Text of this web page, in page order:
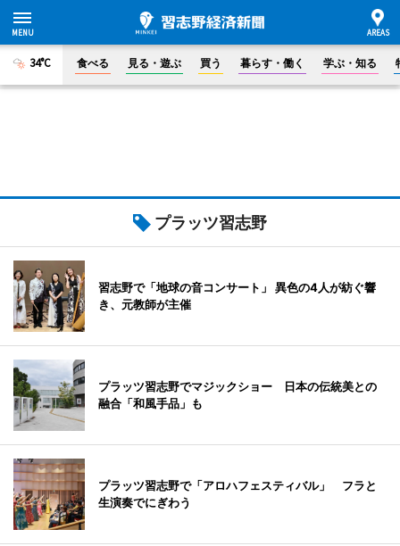
34°C 食べる 見る・遊ぶ 買う 暮らす・働く 学ぶ・知る
プラッツ習志野
習志野で「地球の音コンサート」 異色の4人が紡ぐ響
き、元教師が主催
プラッツ習志野でマジックショー 日本の伝統美との
融合「和風手品」も
プラッツ習志野で「アロハフェスティバル」 フラと
生演奏でにぎわう